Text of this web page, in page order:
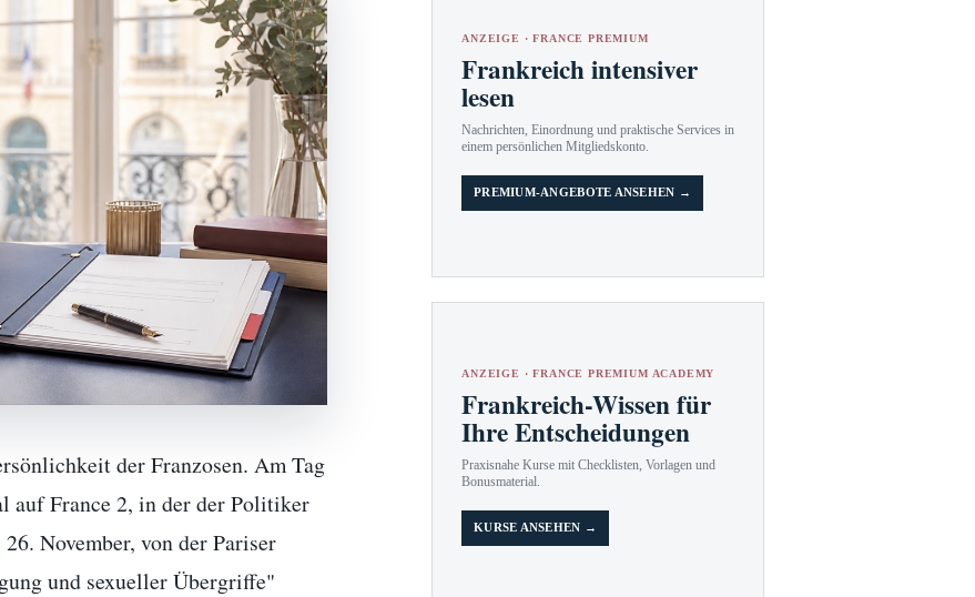
der Franzosen. Am Tag
auf France 2, in der der Politiker
November, von der Pariser
und sexueller Übergriffe"
ANZEIGE · FRANCE PREMIUM
Frankreich intensiver
lesen
Nachrichten, Einordnung und praktische Services in
einem persönlichen Mitgliedskonto.
PREMIUM-ANGEBOTE ANSEHEN →
ANZEIGE · FRANCE PREMIUM ACADEMY
Frankreich-Wissen für
Ihre Entscheidungen
Praxisnahe Kurse mit Checklisten, Vorlagen und
Bonusmaterial.
KURSE ANSEHEN →